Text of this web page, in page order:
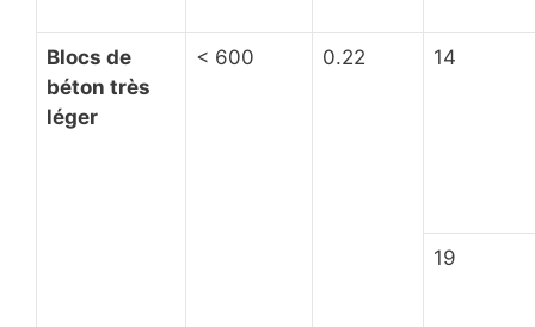
Blocs de
béton très
léger
< 600 0.22 14
19